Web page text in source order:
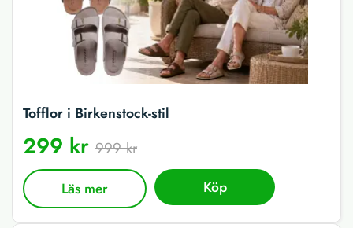
Tofflor i Birkenstock-stil
299 kr 999 kr
Läs mer Köp